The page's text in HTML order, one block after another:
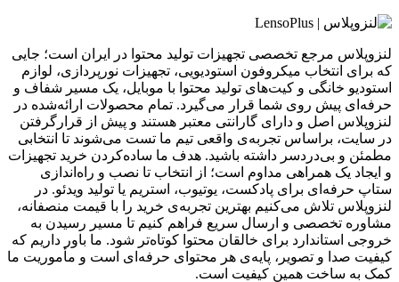
لنزوپلاس مرجع تخصصی تجهیزات تولید محتوا در ایران است؛ جایی
که برای انتخاب میکروفون استودیویی، تجهیزات نورپردازی، لوازم
استودیو خانگی و کیت‌های تولید محتوا با موبایل، یک مسیر شفاف و
حرفه‌ای پیش روی شما قرار می‌گیرد. تمام محصولات ارائه‌شده در
لنزوپلاس اصل و دارای گارانتی معتبر هستند و پیش از قرارگرفتن
در سایت، براساس تجربه‌ی واقعی تیم ما تست می‌شوند تا انتخابی
مطمئن و بی‌دردسر داشته باشید. هدف ما ساده‌کردن خرید تجهیزات
و ایجاد یک همراهی مداوم است؛ از انتخاب تا نصب و راه‌اندازی
ستاپ حرفه‌ای برای پادکست، یوتیوب، استریم یا تولید ویدئو. در
لنزوپلاس تلاش می‌کنیم بهترین تجربه‌ی خرید را با قیمت منصفانه،
مشاوره تخصصی و ارسال سریع فراهم کنیم تا مسیر رسیدن به
خروجی استاندارد برای خالقان محتوا کوتاه‌تر شود. ما باور داریم که
کیفیت صدا و تصویر، پایه‌ی هر محتوای حرفه‌ای است و مأموریت ما
کمک به ساخت همین کیفیت است.